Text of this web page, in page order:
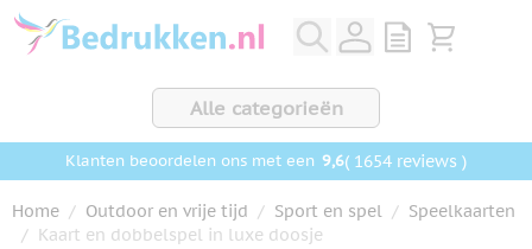
Ga naar de inhoud
View quote,
Bekijk
Alle categorieën
Klanten beoordelen ons met een 9,6( 1654 reviews )
Home / Outdoor en vrije tijd / Sport en spel / Speelkaarten
/ Kaart en dobbelspel in luxe doosje